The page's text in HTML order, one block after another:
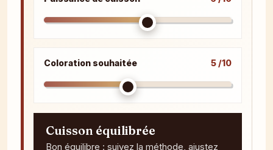
Coloration souhaitée 5 /10
Cuisson équilibrée
Bon équilibre : suivez la méthode, ajustez